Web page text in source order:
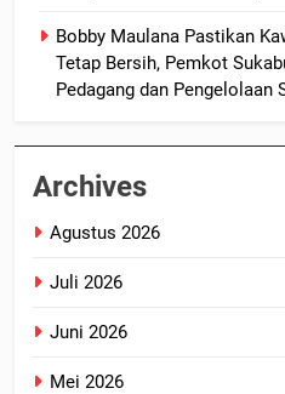
Bobby Maulana Pastikan
Tetap Bersih, Pemkot
Pedagang dan Pengelolaan
Archives
Agustus 2026
Juli 2026
Juni 2026
Mei 2026